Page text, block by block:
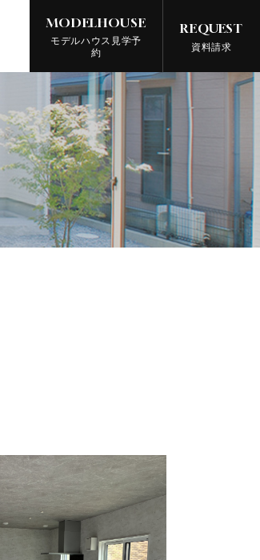
MODELHOUSE
モデルハウス見学予
約
REQUEST
資料請求